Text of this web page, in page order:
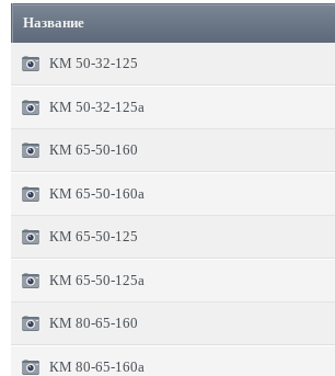
Название
КМ 50-32-125
КМ 50-32-125а
КМ 65-50-160
КМ 65-50-160а
КМ 65-50-125
КМ 65-50-125а
КМ 80-65-160
КМ 80-65-160а